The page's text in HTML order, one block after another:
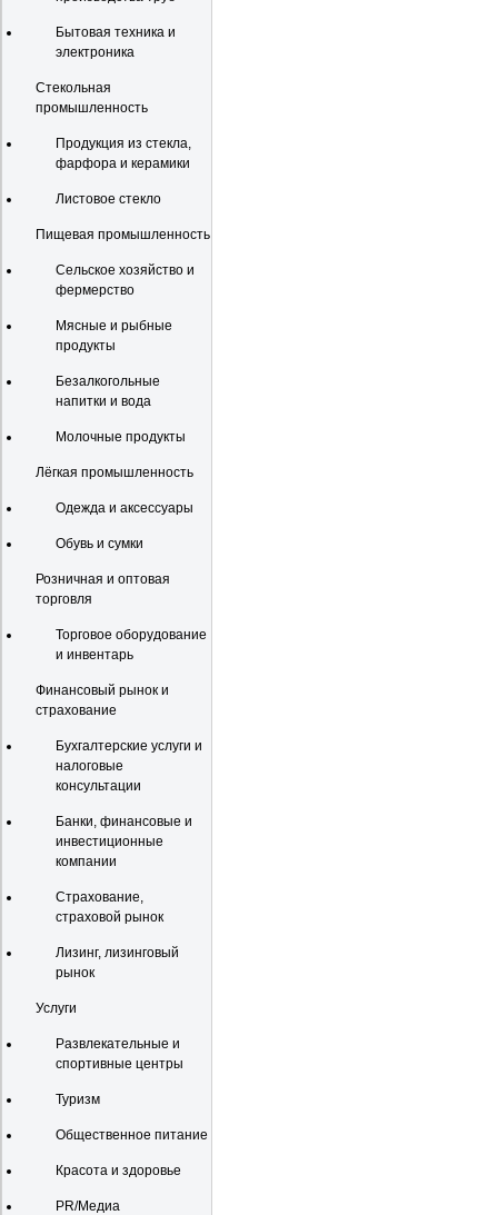
Бытовая техника и
электроника
Стекольная
промышленность
Продукция из стекла,
фарфора и керамики
Листовое стекло
Пищевая промышленность
Сельское хозяйство и
фермерство
Мясные и рыбные
продукты
Безалкогольные
напитки и вода
Молочные продукты
Лёгкая промышленность
Одежда и аксессуары
Обувь и сумки
Розничная и оптовая
торговля
Торговое оборудование
и инвентарь
Финансовый рынок и
страхование
Бухгалтерские услуги и
налоговые
консультации
Банки, финансовые и
инвестиционные
компании
Страхование,
страховой рынок
Лизинг, лизинговый
рынок
Услуги
Развлекательные и
спортивные центры
Туризм
Общественное питание
Красота и здоровье
PR/Медиа